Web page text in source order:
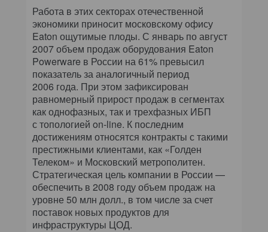
Работа в этих секторах отечественной
экономики приносит московскому офису
Eaton ощутимые плоды. С январь по август
2007 объем продаж оборудования Eaton
Powerware в России на 61% превысил
показатель за аналогичный период
2006 года. При этом зафиксирован
равномерный прирост продаж в сегментах
как однофазных, так и трехфазных ИБП
с топологией on-line. К последним
достижениям относятся контракты с такими
престижными клиентами, как «Голден
Телеком» и Московский метрополитен.
Стратегическая цель компании в России —
обеспечить в 2008 году объем продаж на
уровне 50 млн долл., в том числе за счет
поставок новых продуктов для
инфраструктуры ЦОД.